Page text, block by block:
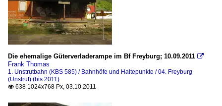
Die ehemalige Güterverladerampe im Bf Freyburg; 10.09.2011 
Frank Thomas
1. Unstrutbahn (KBS 585) / Bahnhöfe und Haltepunkte / 04. Freyburg
(Unstrut) (bis 2011)
 638 1024x768 Px, 03.10.2011